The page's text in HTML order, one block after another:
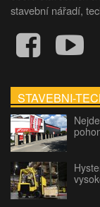
stavební nářadí,
STAVEBNI-